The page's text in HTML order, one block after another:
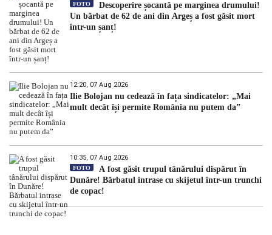
FOTO
Descoperire șocantă pe marginea drumului!
Un bărbat de 62 de ani din Argeș a fost găsit mort
într-un șanț!
12:20, 07 Aug 2026
Ilie Bolojan nu cedează în fața sindicatelor: „Mai
mult decât își permite România nu putem da”
10:35, 07 Aug 2026
FOTO
A fost găsit trupul tânărului dispărut în
Dunăre! Bărbatul intrase cu skijetul într-un trunchi
de copac!